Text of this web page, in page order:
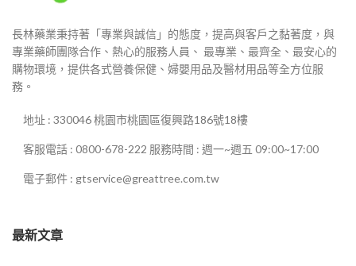
長林藥業秉持著「專業與誠信」的態度，提高與客戶之黏著度，與
專業藥師團隊合作、熱心的服務人員、 最專業、最齊全、最安心的
購物環境，提供各式營養保健、婦嬰用品及醫材用品等全方位服
務。
地址 : 330046 桃園市桃園區復興路186號18樓
客服電話 : 0800-678-222 服務時間 : 週一~週五 09:00~17:00
電子郵件 : gtservice@greattree.com.tw
最新文章